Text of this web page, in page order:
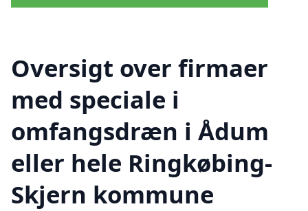
Oversigt over firmaer
med speciale i
omfangsdræn i Ådum
eller hele Ringkøbing-
Skjern kommune